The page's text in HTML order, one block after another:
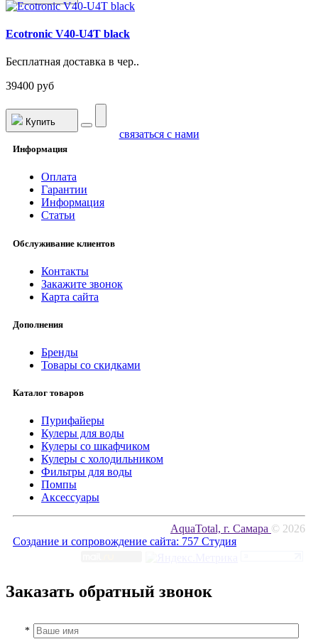
Ecotronic V40-U4T black
Бесплатная доставка в чер..
39400 руб
Купить
связаться с нами
Информация
Оплата
Гарантии
Информация
Статьи
Обслуживание клиентов
Контакты
Закажите звонок
Карта сайта
Дополнения
Бренды
Товары со скидками
Каталог товаров
Пурифайеры
Кулеры для воды
Кулеры со шкафчиком
Кулеры с холодильником
Фильтры для воды
Помпы
Аксессуары
AquaTotal, г. Самара © 2026
Создание и сопровождение сайта: 757 Студия
Заказать обратный звонок
*